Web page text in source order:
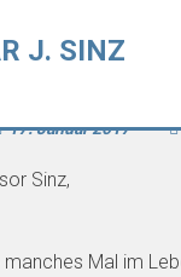
J. SINZ
– eine
17. Januar 2017 -
Sinz,
Mal im